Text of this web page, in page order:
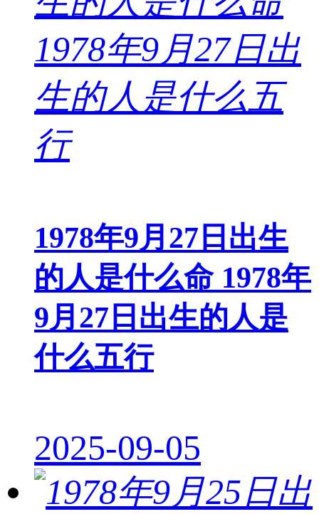
1978年9月27日出生
的人是什么命 1978年
9月27日出生的人是
什么五行
2025-09-05